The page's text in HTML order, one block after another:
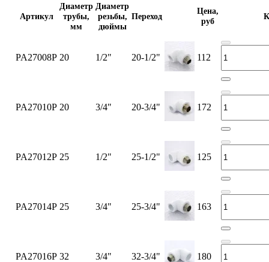
Артикул
Диаметр
трубы,
мм
Диаметр
резьбы,
дюймы
Переход
Цена,
руб
PA27008P 20 1/2" 20-1/2" 112
PA27010P 20 3/4" 20-3/4" 172
PA27012P 25 1/2" 25-1/2" 125
PA27014P 25 3/4" 25-3/4" 163
PA27016P 32 3/4" 32-3/4" 180